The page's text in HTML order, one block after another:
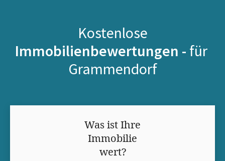
Kostenlose
Immobilienbewertungen - für
Grammendorf
Was ist Ihre
Immobilie
wert?